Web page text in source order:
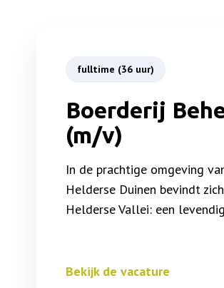
fulltime (36 uur)
Boerderij
(m/v)
In de prachtige omgeving
Helderse Duinen bevindt
Helderse Vallei: een
Bekijk de vacature